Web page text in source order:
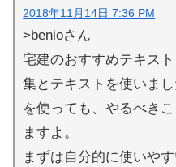
2018年11月14日 7:36 PM
>benioさん
宅建のおすすめテキス
集とテキストを使いま
を使っても、やるべき
ますよ。
まずは自分的に使いや